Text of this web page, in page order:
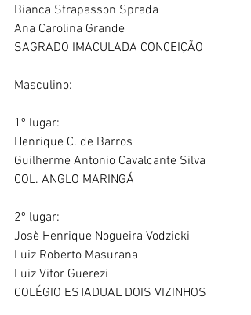
Bianca Strapasson Sprada
Ana Carolina Grande
SAGRADO IMACULADA CONCEIÇÃO
Masculino:
1º lugar:
Henrique C. de Barros
Guilherme Antonio Cavalcante Silva
COL. ANGLO MARINGÁ
2º lugar:
Josè Henrique Nogueira Vodzicki
Luiz Roberto Masurana
Luiz Vitor Guerezi
COLÉGIO ESTADUAL DOIS VIZINHOS